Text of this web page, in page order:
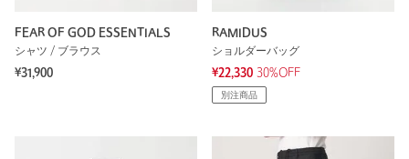
FEAR OF GOD ESSENTIALS
シャツ / ブラウス
¥31,900
RAMIDUS
ショルダーバッグ
¥22,330 30%OFF
別注商品